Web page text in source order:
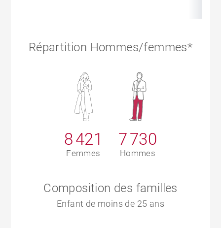
Répartition Hommes/femmes*
8 421
Femmes
7 730
Hommes
Composition des familles
Enfant de moins de 25 ans